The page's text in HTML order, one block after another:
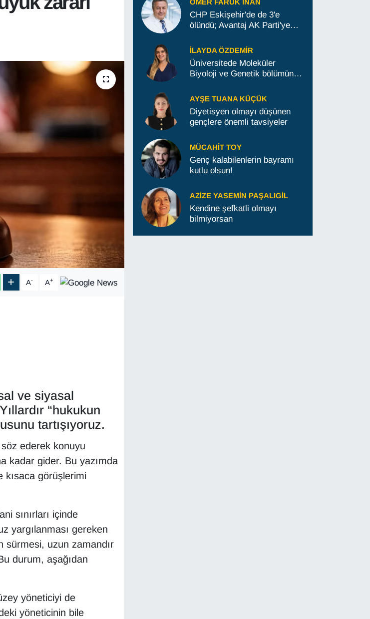
A- A+
ve siyasal
“hukukun
tartışıyoruz.
ederek konuyu
kadar gider. Bu yazımda
kısaca görüşlerimi
sınırları içinde
yargılanması gereken
sürmesi, uzun zamandır
durum, aşağıdan
yöneticiyi de
yöneticinin bile
ÖMER FARUK İNAN
CHP Eskişehir'de de 3'e
ölündü; Avantaj AK Parti'ye
İLAYDA ÖZDEMIR
Üniversitede Moleküler
Biyoloji ve Genetik bölümünü
AYŞE TUANA KÜÇÜK
Diyetisyen olmayı düşünen
gençlere önemli tavsiyeler
MÜCAHIT TOY
Genç kalabilenlerin bayramı
kutlu olsun!
AZIZE YASEMIN PAŞALIGIL
Kendine şefkatli olmayı
bilmiyorsan